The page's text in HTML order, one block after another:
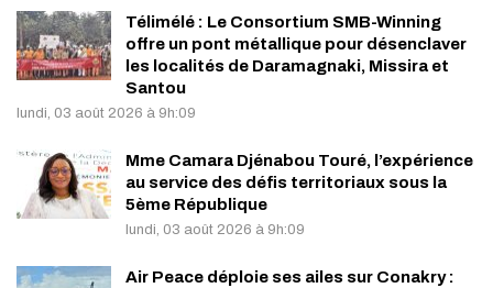
Télimélé : Le Consortium SMB-Winning
offre un pont métallique pour désenclaver
les localités de Daramagnaki, Missira et
Santou
lundi, 03 août 2026 à 9h:09
Mme Camara Djénabou Touré, l’expérience
au service des défis territoriaux sous la
5ème République
lundi, 03 août 2026 à 9h:09
Air Peace déploie ses ailes sur Conakry :